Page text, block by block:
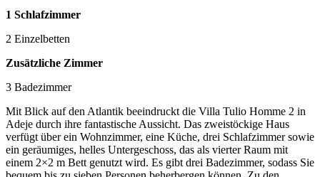
1 Schlafzimmer
2 Einzelbetten
Zusätzliche Zimmer
3 Badezimmer
Mit Blick auf den Atlantik beeindruckt die Villa Tulio Homme 2 in
Adeje durch ihre fantastische Aussicht. Das zweistöckige Haus
verfügt über ein Wohnzimmer, eine Küche, drei Schlafzimmer sowie
ein geräumiges, helles Untergeschoss, das als vierter Raum mit
einem 2×2 m Bett genutzt wird. Es gibt drei Badezimmer, sodass Sie